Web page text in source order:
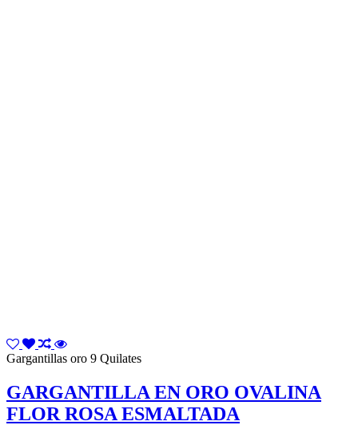
Gargantillas oro 9 Quilates
GARGANTILLA EN ORO OVALINA
FLOR ROSA ESMALTADA